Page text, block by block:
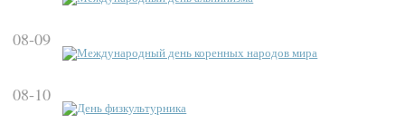
08-09
Международный день коренных народов мира
08-10
День физкультурника